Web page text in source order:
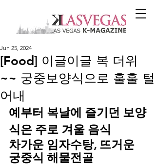
[Food] 이글이글 복 더위
~~ 궁중보양식으로 훌훌 털
어내
Jun 25, 2024
예부터 복날에 즐기던 보양
식은 주로 겨울 음식
차가운 임자수탕, 뜨거운
궁중식 해물전골